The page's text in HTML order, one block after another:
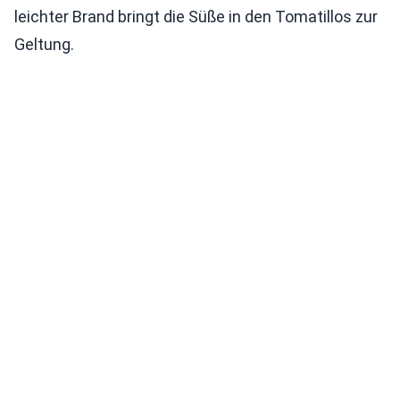
leichter Brand bringt die Süße in den Tomatillos zur
Geltung.